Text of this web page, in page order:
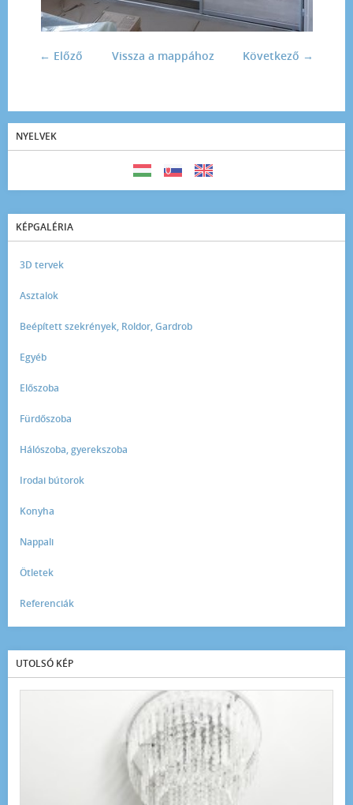
← Előző Következő →
Vissza a mappához
NYELVEK
KÉPGALÉRIA
3D tervek
Asztalok
Beépített szekrények, Roldor, Gardrob
Egyéb
Előszoba
Fürdőszoba
Hálószoba, gyerekszoba
Irodai bútorok
Konyha
Nappali
Ötletek
Referenciák
UTOLSÓ KÉP